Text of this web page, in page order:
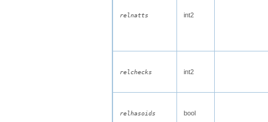
relnatts int2
relchecks int2
relhasoids bool